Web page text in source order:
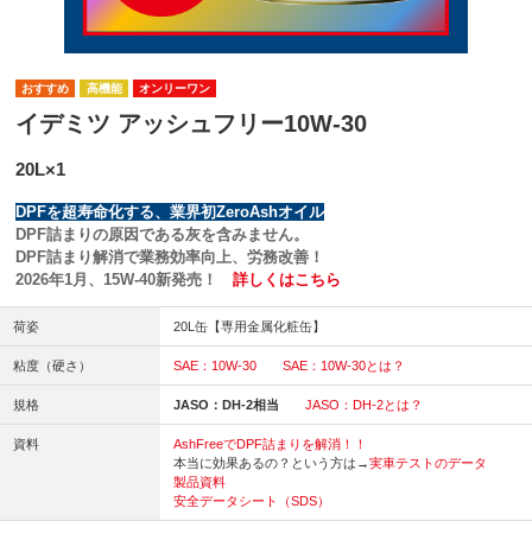
高機能 オンリーワン
イデミツ アッシュフリー10W-30
20L×1
DPFを超寿命化する、業界初ZeroAshオイル
DPF詰まりの原因である灰を含みません。
DPF詰まり解消で業務効率向上、労務改善！
2026年1月、15W-40新発売！ 詳しくはこちら
荷姿 20L缶【専用金属化粧缶】
粘度（硬さ） SAE：10W-30 SAE：10W-30とは？
規格 JASO：DH-2相当 JASO：DH-2とは？
資料
AshFreeでDPF詰まりを解消！！
本当に効果あるの？という方は→実車テストのデータ
製品資料
安全データシート（SDS）